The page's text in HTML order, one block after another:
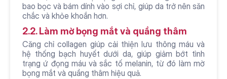
bao bọc và bám dính vào sợi chỉ, giúp da trở nên săn
chắc và khỏe khoắn hơn.
2.2. Làm mờ bọng mắt và quầng thâm
Căng chỉ collagen giúp cải thiện lưu thông máu và
hệ thống bạch huyết dưới da, giúp giảm bớt tình
trạng ứ đọng máu và sắc tố melanin, từ đó làm mờ
bọng mắt và quầng thâm hiệu quả.